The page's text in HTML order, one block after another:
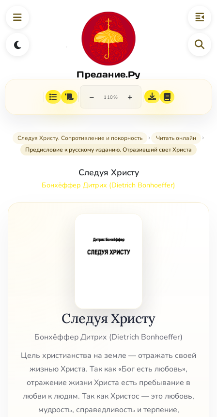
Предание.Ру
− 110% +
Следуя Христу. Сопротивление и покорность
Читать онлайн
Предисловие к русскому изданию. Отразивший свет Христа
Следуя Христу
Бонхёффер Дитрих (Dietrich Bonhoeffer)
Следуя Христу
Бонхёффер Дитрих (Dietrich Bonhoeffer)
Цель христианства на земле — отражать своей
жизнью Христа. Так как «Бог есть любовь»,
отражение жизни Христа есть пребывание в
любви к людям. Так как Христос — это любовь,
мудрость, справедливость и терпение,